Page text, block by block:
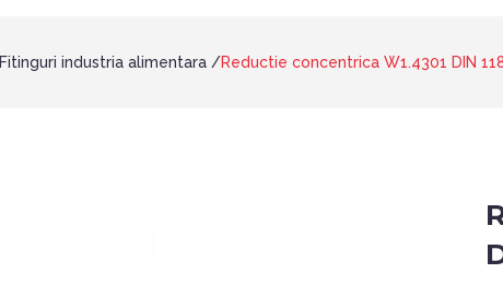
Fitinguri industria alimentara Reductie concentrica W1.4301 DIN